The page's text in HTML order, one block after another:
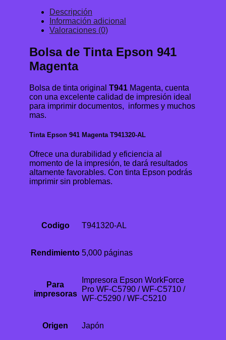
Descripción
Información adicional
Valoraciones (0)
Bolsa de Tinta Epson 941
Magenta
Bolsa de tinta original T941 Magenta, cuenta
con una excelente calidad de impresión ideal
para imprimir documentos, informes y muchos
mas.
Tinta Epson 941 Magenta T941320-AL
Ofrece una durabilidad y eficiencia al
momento de la impresión, te dará resultados
altamente favorables. Con tinta Epson podrás
imprimir sin problemas.
Codigo T941320-AL
Rendimiento 5,000 páginas
Para
impresoras
Impresora Epson WorkForce
Pro WF-C5790 / WF-C5710 /
WF-C5290 / WF-C5210
Origen Japón